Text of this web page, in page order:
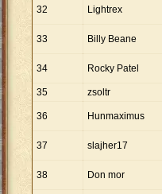
32 Lightrex
33 Billy Beane
34 Rocky Patel
35 zsoltr
36 Hunmaximus
37 slajher17
38 Don mor